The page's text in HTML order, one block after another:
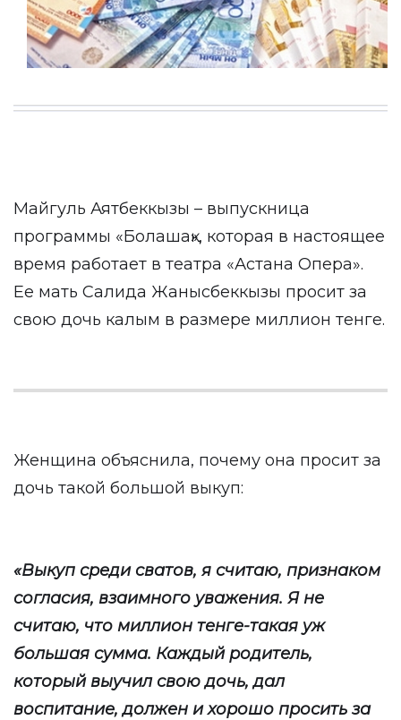
Майгуль Аятбеккызы – выпускница
программы «Болашақ», которая в настоящее
время работает в театра «Астана Опера».
Ее мать Салида Жанысбеккызы просит за
свою дочь калым в размере миллион тенге.
Женщина объяснила, почему она просит за
дочь такой большой выкуп:
«Выкуп среди сватов, я считаю, признаком
согласия, взаимного уважения. Я не
считаю, что миллион тенге-такая уж
большая сумма. Каждый родитель,
который выучил свою дочь, дал
воспитание, должен и хорошо просить за